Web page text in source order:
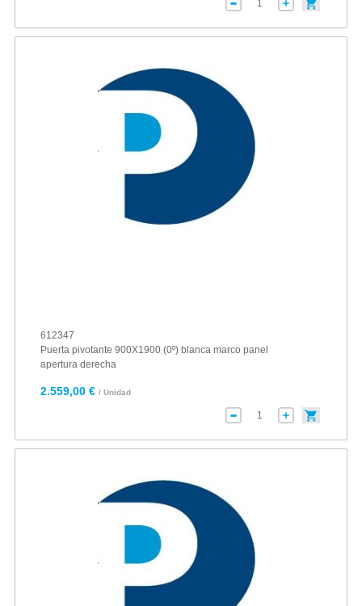
612347
Puerta pivotante 900X1900 (0º) blanca marco panel
apertura derecha
2.559,00 € / Unidad